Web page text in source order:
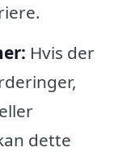
Hvis der
dette